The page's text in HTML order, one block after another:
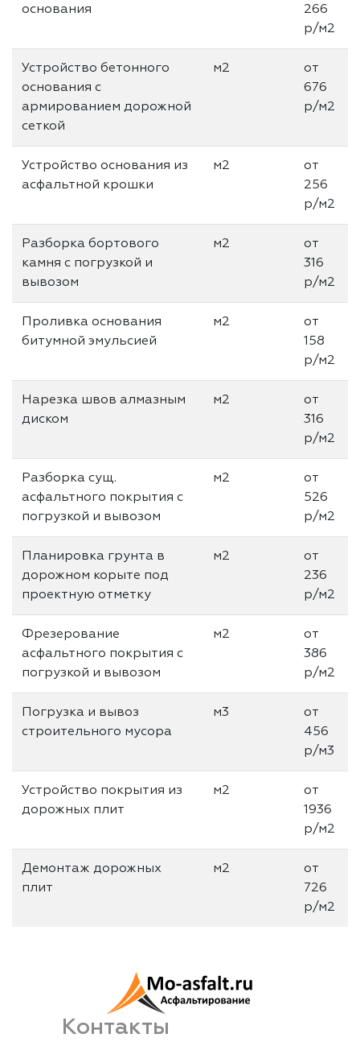
основания
266
р/м2
Устройство бетонного
основания с
армированием дорожной
сеткой
м2
от
676
р/м2
Устройство основания из
асфальтной крошки
м2
от
256
р/м2
Разборка бортового
камня с погрузкой и
вывозом
м2
от
316
р/м2
Проливка основания
битумной эмульсией
м2
от
158
р/м2
Нарезка швов алмазным
диском
м2
от
316
р/м2
Разборка сущ.
асфальтного покрытия с
погрузкой и вывозом
м2
от
526
р/м2
Планировка грунта в
дорожном корыте под
проектную отметку
м2
от
236
р/м2
Фрезерование
асфальтного покрытия с
погрузкой и вывозом
м2
от
386
р/м2
Погрузка и вывоз
строительного мусора
м3
от
456
р/м3
Устройство покрытия из
дорожных плит
м2
от
1936
р/м2
Демонтаж дорожных
плит
м2
от
726
р/м2
Контакты